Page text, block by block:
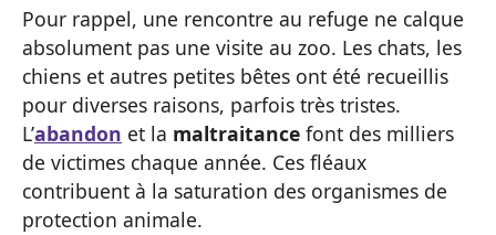
Pour rappel, une rencontre au refuge ne calque
absolument pas une visite au zoo. Les chats, les
chiens et autres petites bêtes ont été recueillis
pour diverses raisons, parfois très tristes.
L’abandon et la maltraitance font des milliers
de victimes chaque année. Ces fléaux
contribuent à la saturation des organismes de
protection animale.